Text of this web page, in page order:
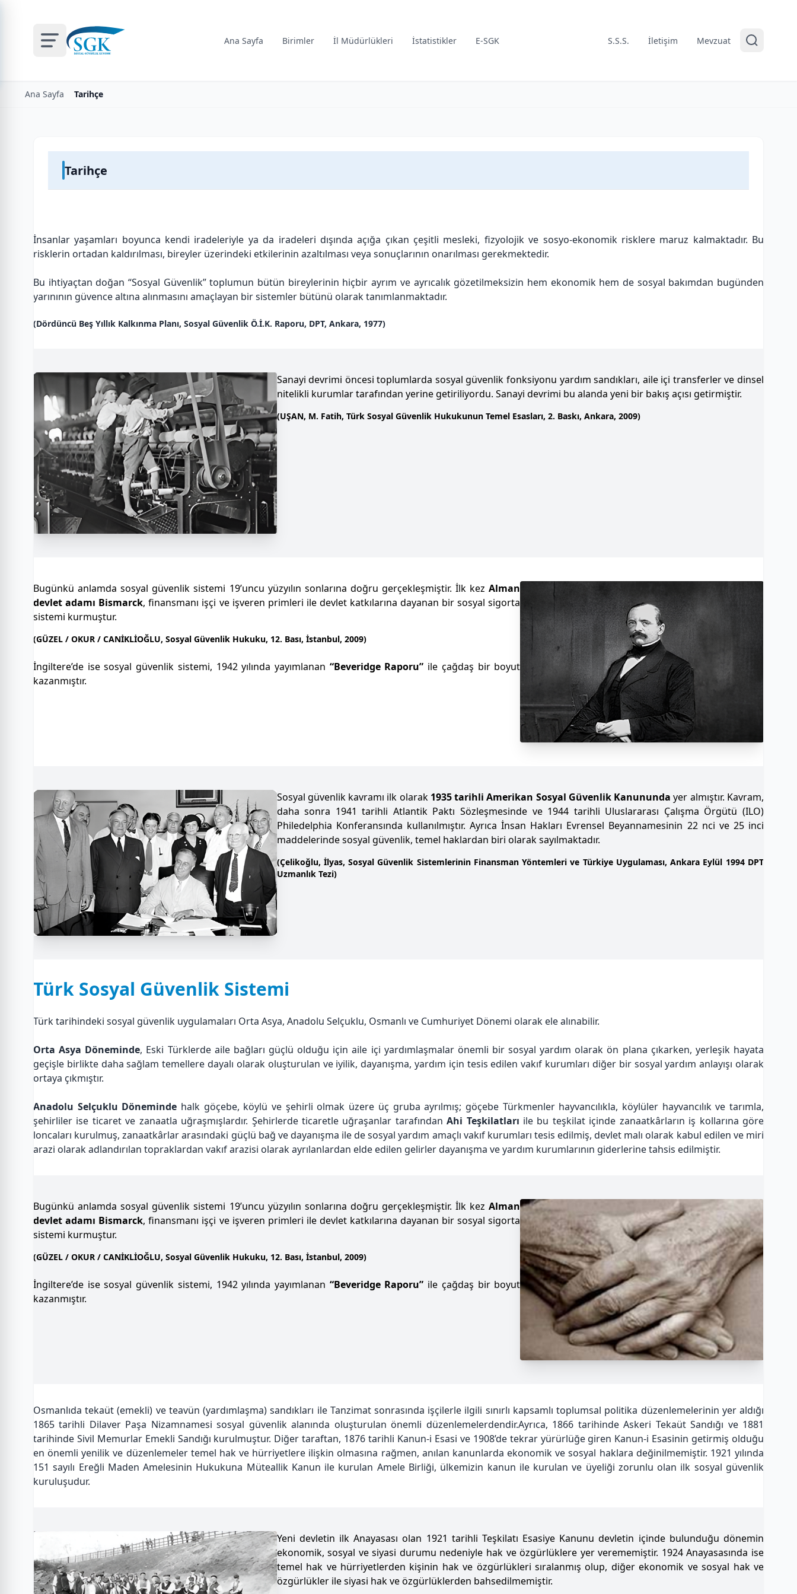
Ana Sayfa Birimler İl Müdürlükleri İstatistikler E-SGK S.S.S. İletişim Mevzuat
Ana Sayfa Tarihçe
Tarihçe
İnsanlar yaşamları boyunca kendi iradeleriyle ya da iradeleri dışında açığa çıkan çeşitli mesleki, fizyolojik ve sosyo-ekonomik risklere maruz kalmaktadır. Bu
risklerin ortadan kaldırılması, bireyler üzerindeki etkilerinin azaltılması veya sonuçlarının onarılması gerekmektedir.
Bu ihtiyaçtan doğan “Sosyal Güvenlik” toplumun bütün bireylerinin hiçbir ayrım ve ayrıcalık gözetilmeksizin hem ekonomik hem de sosyal bakımdan bugünden
yarınının güvence altına alınmasını amaçlayan bir sistemler bütünü olarak tanımlanmaktadır.
(Dördüncü Beş Yıllık Kalkınma Planı, Sosyal Güvenlik Ö.İ.K. Raporu, DPT, Ankara, 1977)
Sanayi devrimi öncesi toplumlarda sosyal güvenlik fonksiyonu yardım sandıkları, aile içi transferler ve dinsel
nitelikli kurumlar tarafından yerine getiriliyordu. Sanayi devrimi bu alanda yeni bir bakış açısı getirmiştir.
(UŞAN, M. Fatih, Türk Sosyal Güvenlik Hukukunun Temel Esasları, 2. Baskı, Ankara, 2009)
Bugünkü anlamda sosyal güvenlik sistemi 19’uncu yüzyılın sonlarına doğru gerçekleşmiştir. İlk kezAlman
devlet adamı Bismarck, finansmanı işçi ve işveren primleri ile devlet katkılarına dayanan bir sosyal sigorta
sistemi kurmuştur.
(GÜZEL / OKUR / CANİKLİOĞLU, Sosyal Güvenlik Hukuku, 12. Bası, İstanbul, 2009)
İngiltere’de ise sosyal güvenlik sistemi, 1942 yılında yayımlanan “Beveridge Raporu” ile çağdaş bir boyut
kazanmıştır.
Sosyal güvenlik kavramı ilk olarak 1935 tarihli Amerikan Sosyal Güvenlik Kanununda yer almıştır. Kavram,
daha sonra 1941 tarihli Atlantik Paktı Sözleşmesinde ve 1944 tarihli Uluslararası Çalışma Örgütü (ILO)
Philedelphia Konferansında kullanılmıştır. Ayrıca İnsan Hakları Evrensel Beyannamesinin 22 nci ve 25 inci
maddelerinde sosyal güvenlik, temel haklardan biri olarak sayılmaktadır.
(Çelikoğlu, İlyas, Sosyal Güvenlik Sistemlerinin Finansman Yöntemleri ve Türkiye Uygulaması, Ankara Eylül 1994 DPT
Uzmanlık Tezi)
Türk Sosyal Güvenlik Sistemi
Türk tarihindeki sosyal güvenlik uygulamaları Orta Asya, Anadolu Selçuklu, Osmanlı ve Cumhuriyet Dönemi olarak ele alınabilir.
Orta Asya Döneminde, Eski Türklerde aile bağları güçlü olduğu için aile içi yardımlaşmalar önemli bir sosyal yardım olarak ön plana çıkarken, yerleşik hayata
geçişle birlikte daha sağlam temellere dayalı olarak oluşturulan ve iyilik, dayanışma, yardım için tesis edilen vakıf kurumları diğer bir sosyal yardım anlayışı olarak
ortaya çıkmıştır.
Anadolu Selçuklu Döneminde halk göçebe, köylü ve şehirli olmak üzere üç gruba ayrılmış; göçebe Türkmenler hayvancılıkla, köylüler hayvancılık ve tarımla,
şehirliler ise ticaret ve zanaatla uğraşmışlardır. Şehirlerde ticaretle uğraşanlar tarafındanAhi Teşkilatları ile bu teşkilat içinde zanaatkârların iş kollarına göre
loncaları kurulmuş, zanaatkârlar arasındaki güçlü bağ ve dayanışma ile de sosyal yardım amaçlı vakıf kurumları tesis edilmiş, devlet malı olarak kabul edilen ve miri
arazi olarak adlandırılan topraklardan vakıf arazisi olarak ayrılanlardan elde edilen gelirler dayanışma ve yardım kurumlarının giderlerine tahsis edilmiştir.
Bugünkü anlamda sosyal güvenlik sistemi 19’uncu yüzyılın sonlarına doğru gerçekleşmiştir. İlk kezAlman
devlet adamı Bismarck, finansmanı işçi ve işveren primleri ile devlet katkılarına dayanan bir sosyal sigorta
sistemi kurmuştur.
(GÜZEL / OKUR / CANİKLİOĞLU, Sosyal Güvenlik Hukuku, 12. Bası, İstanbul, 2009)
İngiltere’de ise sosyal güvenlik sistemi, 1942 yılında yayımlanan “Beveridge Raporu” ile çağdaş bir boyut
kazanmıştır.
Osmanlıda tekaüt (emekli) ve teavün (yardımlaşma) sandıkları ile Tanzimat sonrasında işçilerle ilgili sınırlı kapsamlı toplumsal politika düzenlemelerinin yer aldığı
1865 tarihli Dilaver Paşa Nizamnamesi sosyal güvenlik alanında oluşturulan önemli düzenlemelerdendir.Ayrıca, 1866 tarihinde Askeri Tekaüt Sandığı ve 1881
tarihinde Sivil Memurlar Emekli Sandığı kurulmuştur. Diğer taraftan, 1876 tarihli Kanun-i Esasi ve 1908’de tekrar yürürlüğe giren Kanun-i Esasinin getirmiş olduğu
en önemli yenilik ve düzenlemeler temel hak ve hürriyetlere ilişkin olmasına rağmen, anılan kanunlarda ekonomik ve sosyal haklara değinilmemiştir. 1921 yılında
151 sayılı Ereğli Maden Amelesinin Hukukuna Müteallik Kanun ile kurulan Amele Birliği, ülkemizin kanun ile kurulan ve üyeliği zorunlu olan ilk sosyal güvenlik
kuruluşudur.
Yeni devletin ilk Anayasası olan 1921 tarihli Teşkilatı Esasiye Kanunu devletin içinde bulunduğu dönemin
ekonomik, sosyal ve siyasi durumu nedeniyle hak ve özgürlüklere yer verememiştir. 1924 Anayasasında ise
temel hak ve hürriyetlerden kişinin hak ve özgürlükleri sıralanmış olup, diğer ekonomik ve sosyal hak ve
özgürlükler ile siyasi hak ve özgürlüklerden bahsedilmemiştir.